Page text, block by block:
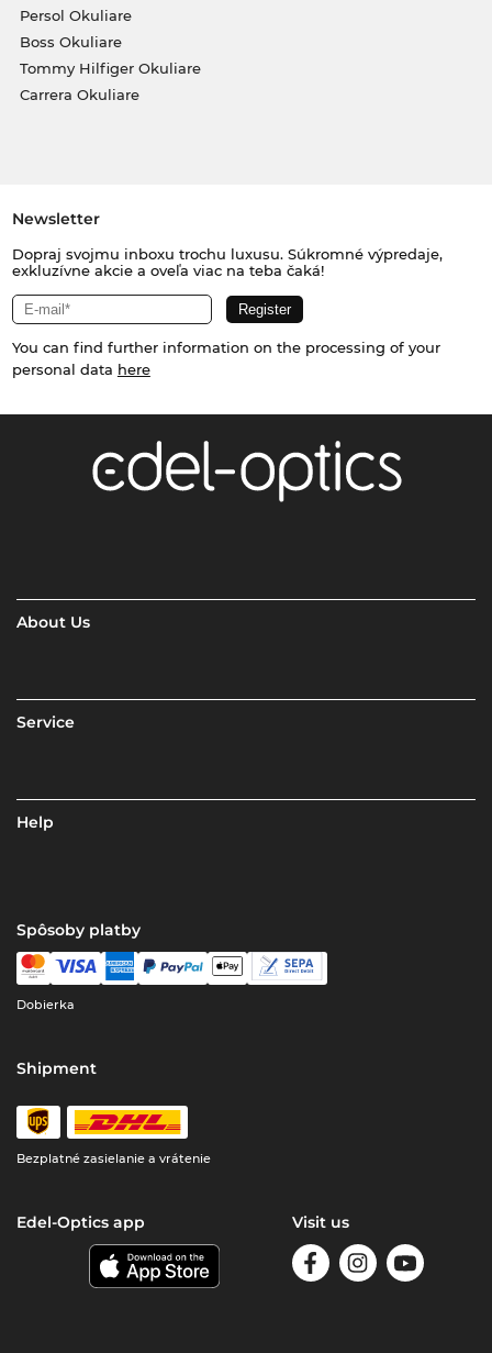
Persol Okuliare
Boss Okuliare
Tommy Hilfiger Okuliare
Carrera Okuliare
Newsletter
Dopraj svojmu inboxu trochu luxusu. Súkromné výpredaje,
exkluzívne akcie a oveľa viac na teba čaká!
You can find further information on the processing of your
personal data here
About Us
Service
Help
Spôsoby platby
Dobierka
Shipment
Bezplatné zasielanie a vrátenie
Edel-Optics app Visit us